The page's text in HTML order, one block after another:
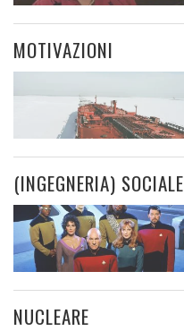
MOTIVAZIONI
(INGEGNERIA) SOCIALE
NUCLEARE